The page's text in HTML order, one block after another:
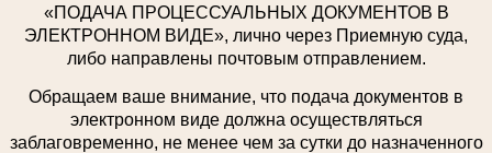
«ПОДАЧА ПРОЦЕССУАЛЬНЫХ ДОКУМЕНТОВ В
ЭЛЕКТРОННОМ ВИДЕ», лично через Приемную суда,
либо направлены почтовым отправлением.
Обращаем ваше внимание, что подача документов в
электронном виде должна осуществляться
заблаговременно, не менее чем за сутки до назначенного